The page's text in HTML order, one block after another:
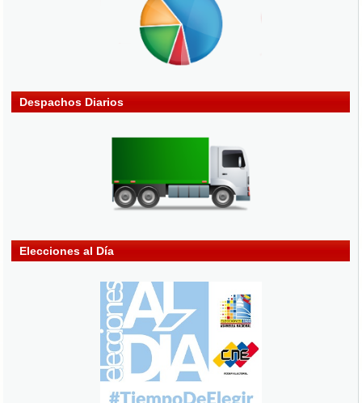
Despachos Diarios
Elecciones al Día